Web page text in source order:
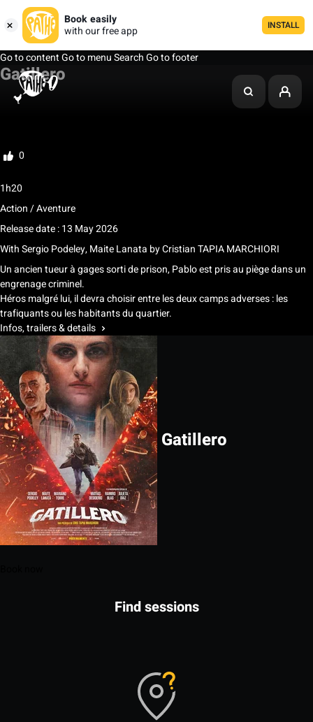
Book easily
with our free app
INSTALL
Go to contentGo to menuSearchGo to footer
Gatillero
My list
0
1h20
Action / Aventure
Release date : 13 May 2026
WithSergio Podeley, Maite Lanata byCristian TAPIA MARCHIORI
Un ancien tueur à gages sorti de prison, Pablo est pris au piège dans un
engrenage criminel.
Héros malgré lui, il devra choisir entre les deux camps adverses : les
trafiquants ou les habitants du quartier.
Infos, trailers & details
Gatillero
Find sessions